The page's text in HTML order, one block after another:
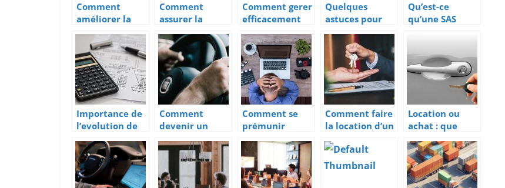
Comment
améliorer la
gestion
financière de
son entreprise
?
Comment
assurer la
réussite d’un
événement au
sein d’une
entreprise ?
Comment gerer
efficacement
son patrimoine
?
Quelques
astuces pour
trouver une
domiciliation
d’auto
entrepreneur
Qu’est-ce
qu’une SAS
simplifiee) ?
Importance de
l’evolution de
la comptabilite
pour une
entreprise
Comment
devenir un
transporteur
professionnel ?
Comment se
prémunir
contre la casse
de ses gadgets
connectés en
entreprise ?
Comment faire
la location d’un
bureau ?
Location ou
achat : que
choisir pour sa
flotte de
vehicules ?